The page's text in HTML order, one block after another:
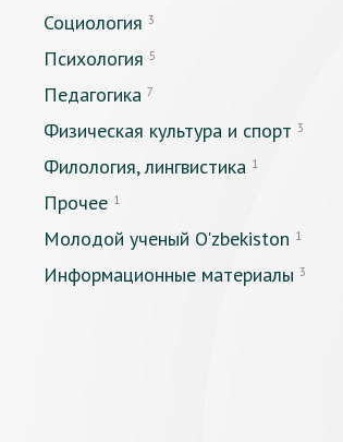
Социология 3
Психология 5
Педагогика 7
Физическая культура и спорт 3
Филология, лингвистика 1
Прочее 1
Молодой ученый O'zbekiston 1
Информационные материалы 3